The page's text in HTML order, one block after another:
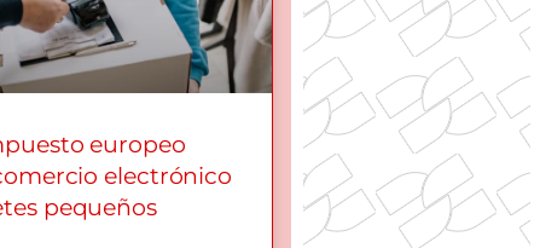
europeo
electrónico
pequeños